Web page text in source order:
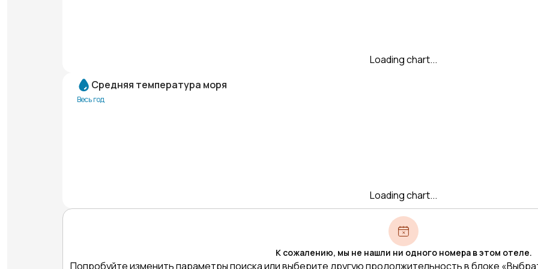
Loading chart...
Средняя температура моря
Весь год
Loading chart...
К сожалению, мы не нашли ни одного номера в этом отеле.
Попробуйте изменить параметры поиска или выберите другую продолжительность в блоке